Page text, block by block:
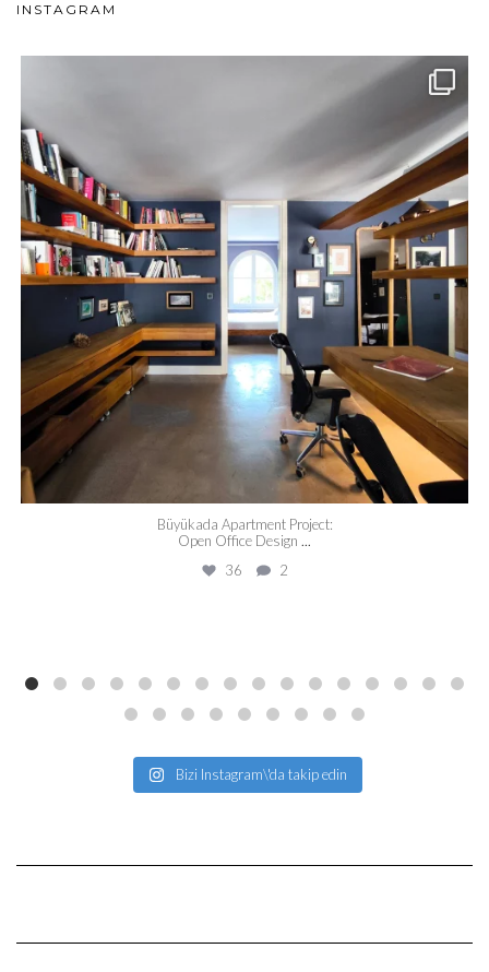
INSTAGRAM
Büyükada Apartment Project:
Open Office Design ...
36
2
Bizi Instagram\'da takip edin